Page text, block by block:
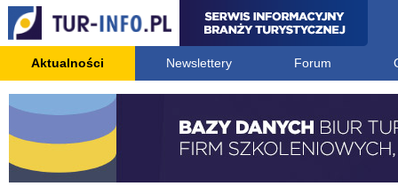
Aktualności Newslettery Forum